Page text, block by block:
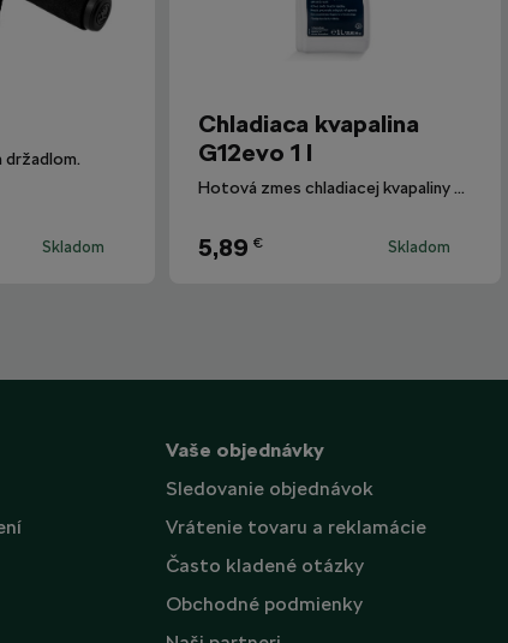
držadlom.
Skladom
Chladiaca kvapalina
G12evo 1 l
Hotová zmes chladiacej kvapaliny G12evo pre všetky vozidlá Škoda.
5,89 € Skladom
Vaše objednávky
Sledovanie objednávok
Vrátenie tovaru a reklamácie
Často kladené otázky
Obchodné podmienky